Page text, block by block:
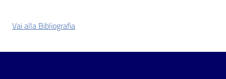
Catalogo
Vai alla Bibliografia